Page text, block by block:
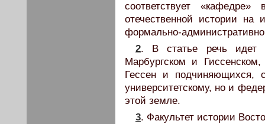
соответствует
отечественной истории на
формально-
2. В статье речь идет
Марбургском и
Гессен и подчиняющихся,
университетскому, но и
этой земле.
3. Факультет истории